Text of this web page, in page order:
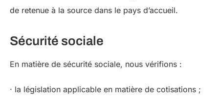
de retenue à la source dans le pays d’accueil.
Sécurité sociale
En matière de sécurité sociale, nous vérifions :
· la législation applicable en matière de cotisations ;